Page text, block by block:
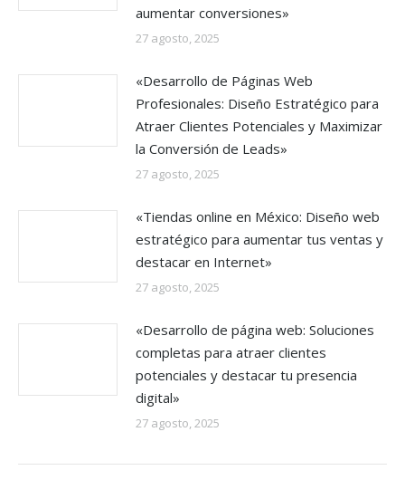
aumentar conversiones»
27 agosto, 2025
«Desarrollo de Páginas Web
Profesionales: Diseño Estratégico para
Atraer Clientes Potenciales y Maximizar
la Conversión de Leads»
27 agosto, 2025
«Tiendas online en México: Diseño web
estratégico para aumentar tus ventas y
destacar en Internet»
27 agosto, 2025
«Desarrollo de página web: Soluciones
completas para atraer clientes
potenciales y destacar tu presencia
digital»
27 agosto, 2025